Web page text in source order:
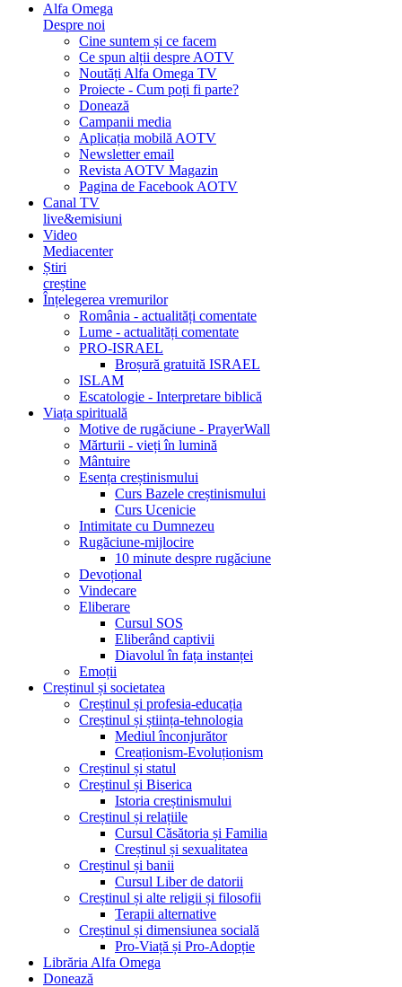
Alfa Omega
Despre noi
Cine suntem și ce facem
Ce spun alții despre AOTV
Noutăți Alfa Omega TV
Proiecte - Cum poți fi parte?
Donează
Campanii media
Aplicația mobilă AOTV
Newsletter email
Revista AOTV Magazin
Pagina de Facebook AOTV
Canal TV
live&emisiuni
Video
Mediacenter
Știri
creștine
Înțelegerea vremurilor
România - actualități comentate
Lume - actualități comentate
PRO-ISRAEL
Broșură gratuită ISRAEL
ISLAM
Escatologie - Interpretare biblică
Viața spirituală
Motive de rugăciune - PrayerWall
Mărturii - vieți în lumină
Mântuire
Esența creștinismului
Curs Bazele creștinismului
Curs Ucenicie
Intimitate cu Dumnezeu
Rugăciune-mijlocire
10 minute despre rugăciune
Devoțional
Vindecare
Eliberare
Cursul SOS
Eliberând captivii
Diavolul în fața instanței
Emoții
Creștinul și societatea
Creștinul și profesia-educația
Creștinul și știința-tehnologia
Mediul înconjurător
Creaționism-Evoluționism
Creștinul și statul
Creștinul și Biserica
Istoria creștinismului
Creștinul și relațiile
Cursul Căsătoria și Familia
Creștinul și sexualitatea
Creștinul și banii
Cursul Liber de datorii
Creștinul și alte religii și filosofii
Terapii alternative
Creștinul și dimensiunea socială
Pro-Viață și Pro-Adopție
Librăria Alfa Omega
Donează